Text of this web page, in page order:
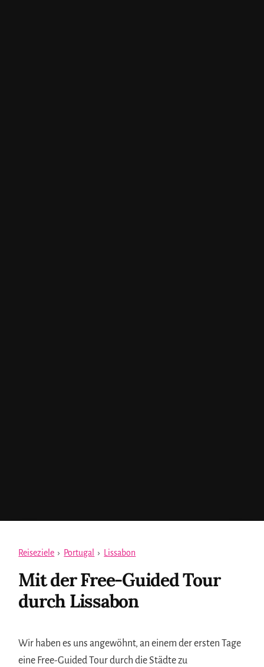
Reiseziele › Portugal › Lissabon
Mit der Free-Guided Tour
durch Lissabon
Wir haben es uns angewöhnt, an einem der ersten Tage
eine Free-Guided Tour durch die Städte zu